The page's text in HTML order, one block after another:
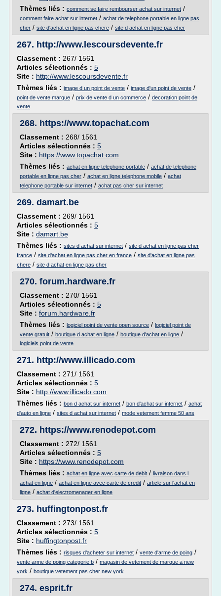
Thèmes liés : comment se faire rembourser achat sur internet /
comment faire achat sur internet / achat de telephone portable en ligne pas
cher / site d'achat en ligne pas chere / site d achat en ligne pas cher
267. http://www.lescoursdevente.fr
Classement : 267/ 1561
Articles sélectionnés : 5
Site : http://www.lescoursdevente.fr
Thèmes liés : image d un point de vente / image d'un point de vente /
point de vente marque / prix de vente d un commerce / decoration point de
vente
268. https://www.topachat.com
Classement : 268/ 1561
Articles sélectionnés : 5
Site : https://www.topachat.com
Thèmes liés : achat en ligne telephone portable / achat de telephone
portable en ligne pas cher / achat en ligne telephone mobile / achat
telephone portable sur internet / achat pas cher sur internet
269. damart.be
Classement : 269/ 1561
Articles sélectionnés : 5
Site : damart.be
Thèmes liés : sites d achat sur internet / site d achat en ligne pas cher
france / site d'achat en ligne pas cher en france / site d'achat en ligne pas
chere / site d achat en ligne pas cher
270. forum.hardware.fr
Classement : 270/ 1561
Articles sélectionnés : 5
Site : forum.hardware.fr
Thèmes liés : logiciel point de vente open source / logiciel point de
vente gratuit / boutique d achat en ligne / boutique d'achat en ligne /
logiciels point de vente
271. http://www.illicado.com
Classement : 271/ 1561
Articles sélectionnés : 5
Site : http://www.illicado.com
Thèmes liés : bon d achat sur internet / bon d'achat sur internet / achat
d'auto en ligne / sites d achat sur internet / mode vetement femme 50 ans
272. https://www.renodepot.com
Classement : 272/ 1561
Articles sélectionnés : 5
Site : https://www.renodepot.com
Thèmes liés : achat en ligne avec carte de debit / livraison dans l
achat en ligne / achat en ligne avec carte de credit / article sur l'achat en
ligne / achat d'electromenager en ligne
273. huffingtonpost.fr
Classement : 273/ 1561
Articles sélectionnés : 5
Site : huffingtonpost.fr
Thèmes liés : risques d'acheter sur internet / vente d'arme de poing /
vente arme de poing categorie b / magasin de vetement de marque a new
york / boutique vetement pas cher new york
274. esprit.fr